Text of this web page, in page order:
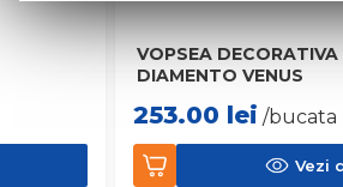
VOPSEA DECORATIVA
DIAMENTO VENUS
253.00 lei /bucata
Vezi